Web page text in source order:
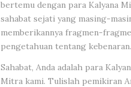
bertemu dengan para Kalyana
sahabat sejati yang masing-
memberikannya fragmen-
pengetahuan tentang kebenaran.
Sahabat, Anda adalah para
Mitra kami. Tulislah pemikiran